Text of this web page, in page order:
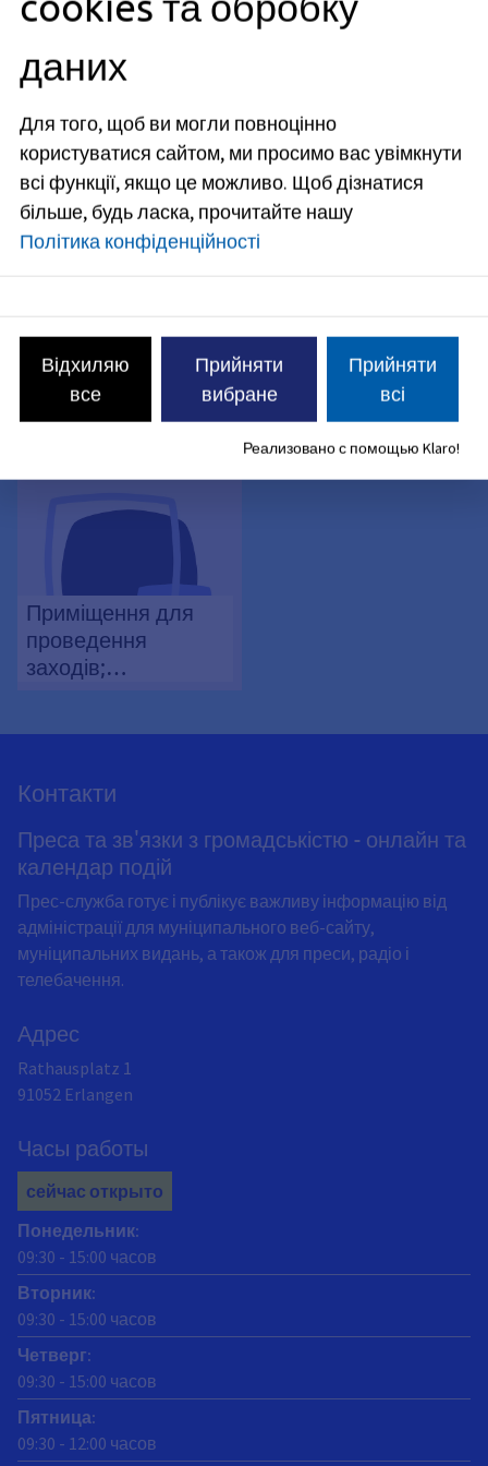
Це — головний мобільний календар подій для
заходи для дітей — усі події представлені у зручному
форматі. Більше інформації можна знайти
Хочете організувати власний захід?
Використання
доріг; заявка на
Муніципальний зал
для проведення
Приміщення для
проведення
заходів;
Контакти
Преса та зв'язки з громадськістю - онлайн та
календар подій
Прес-служба готує і публікує важливу інформацію від
адміністрації для муніципального веб-сайту,
муніципальних видань, а також для преси, радіо і
телебачення.
Адрес
Rathausplatz 1
91052 Erlangen
Часы работы
сейчас открыто
Понедельник:
09:30 - 15:00 часов
Вторник:
09:30 - 15:00 часов
Четверг:
09:30 - 15:00 часов
Пятница:
09:30 - 12:00 часов
даних
Для того, щоб ви могли повноцінно
користуватися сайтом, ми просимо вас увімкнути
всі функції, якщо це можливо. Щоб дізнатися
більше, будь ласка, прочитайте нашу
Політика конфіденційності
Відхиляю
все
Прийняти
вибране
Прийняти
всі
Реализовано с помощью Klaro!